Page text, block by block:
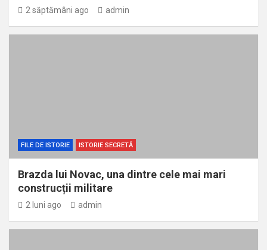
2 săptămâni ago admin
FILE DE ISTORIE ISTORIE SECRETĂ
Brazda lui Novac, una dintre cele mai mari
construcții militare
2 luni ago admin